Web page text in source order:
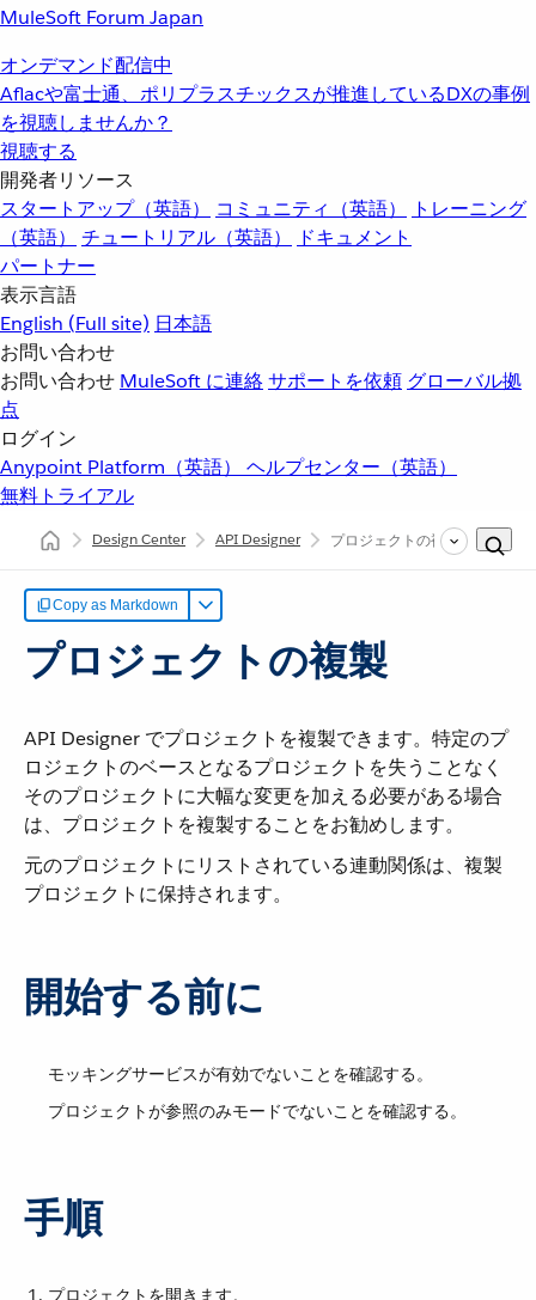
MuleSoft Forum Japan
オンデマンド配信中
Aflacや富士通、ポリプラスチックスが推進しているDXの事例
を視聴しませんか？
視聴する
開発者リソース
スタートアップ（英語）
コミュニティ（英語）
トレーニング
（英語）
チュートリアル（英語）
ドキュメント
パートナー
表示言語
English (Full site) 日本語
お問い合わせ
お問い合わせ MuleSoft に連絡サポートを依頼 グローバル拠
点
ログイン
Anypoint Platform（英語） ヘルプセンター（英語）
無料トライアル
Design Center API Designer プロジェクトの複製
Copy as Markdown
プロジェクトの複製
API Designer でプロジェクトを複製できます。特定のプ
ロジェクトのベースとなるプロジェクトを失うことなく
そのプロジェクトに大幅な変更を加える必要がある場合
は、プロジェクトを複製することをお勧めします。
元のプロジェクトにリストされている連動関係は、複製
プロジェクトに保持されます。
開始する前に
モッキングサービスが有効でないことを確認する。
プロジェクトが参照のみモードでないことを確認する。
手順
プロジェクトを開きます。